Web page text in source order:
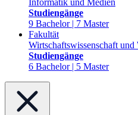
Informatik und Medien
Studiengänge
9 Bachelor | 7 Master
Fakultät
Wirtschaftswissenschaft
Studiengänge
6 Bachelor | 5 Master